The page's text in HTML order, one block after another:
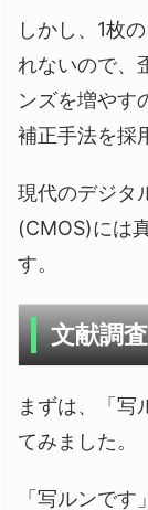
しかし、1枚
れないので、
ンズを増やす
補正手法を採
現代のデジタ
(CMOS)には
す。
文献調査
まずは、「写
てみました。
「写ルンで